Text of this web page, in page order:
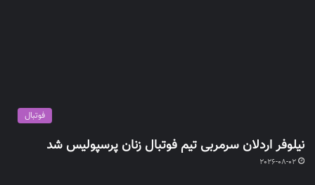
فوتبال
نیلوفر اردلان سرمربی تیم فوتبال زنان پرسپولیس شد
2026-08-02